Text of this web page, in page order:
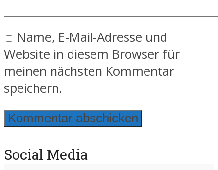
Name, E-Mail-Adresse und
Website in diesem Browser für
meinen nächsten Kommentar
speichern.
Social Media